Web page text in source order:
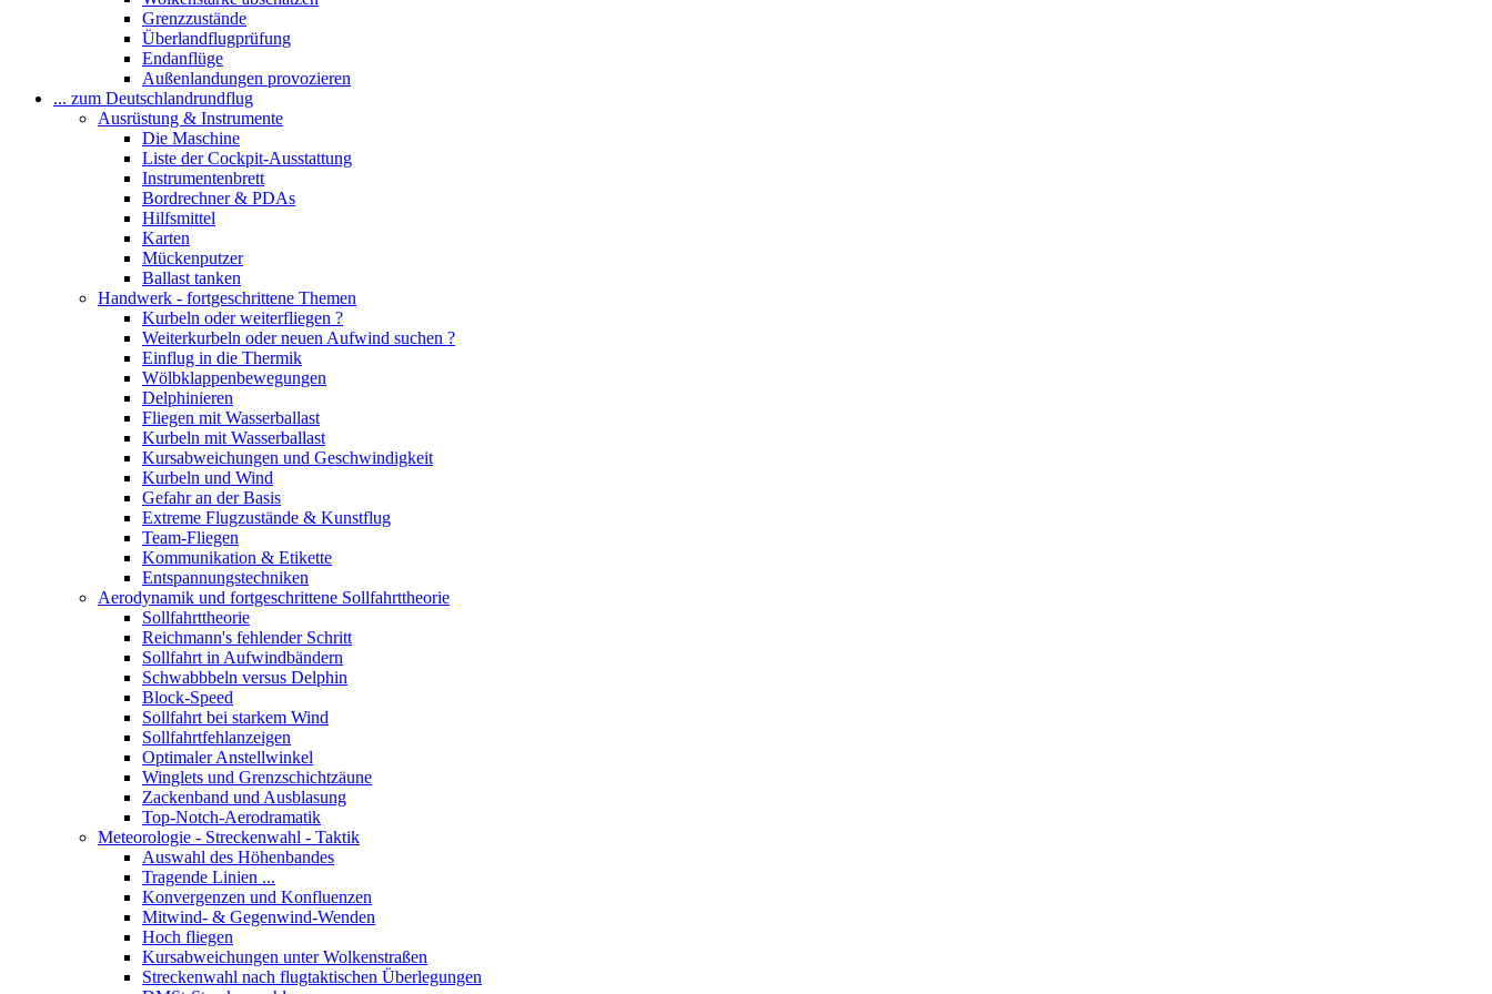
Grenzzustände
Überlandflugprüfung
Endanflüge
Außenlandungen provozieren
... zum Deutschlandrundflug
Ausrüstung & Instrumente
Die Maschine
Liste der Cockpit-Ausstattung
Instrumentenbrett
Bordrechner & PDAs
Hilfsmittel
Karten
Mückenputzer
Ballast tanken
Handwerk - fortgeschrittene Themen
Kurbeln oder weiterfliegen ?
Weiterkurbeln oder neuen Aufwind suchen ?
Einflug in die Thermik
Wölbklappenbewegungen
Delphinieren
Fliegen mit Wasserballast
Kurbeln mit Wasserballast
Kursabweichungen und Geschwindigkeit
Kurbeln und Wind
Gefahr an der Basis
Extreme Flugzustände & Kunstflug
Team-Fliegen
Kommunikation & Etikette
Entspannungstechniken
Aerodynamik und fortgeschrittene Sollfahrttheorie
Sollfahrttheorie
Reichmann's fehlender Schritt
Sollfahrt in Aufwindbändern
Schwabbbeln versus Delphin
Block-Speed
Sollfahrt bei starkem Wind
Sollfahrtfehlanzeigen
Optimaler Anstellwinkel
Winglets und Grenzschichtzäune
Zackenband und Ausblasung
Top-Notch-Aerodramatik
Meteorologie - Streckenwahl - Taktik
Auswahl des Höhenbandes
Tragende Linien ...
Konvergenzen und Konfluenzen
Mitwind- & Gegenwind-Wenden
Hoch fliegen
Kursabweichungen unter Wolkenstraßen
Streckenwahl nach flugtaktischen Überlegungen